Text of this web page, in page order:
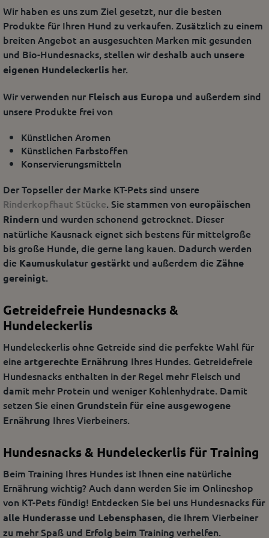
Wir haben es uns zum Ziel gesetzt, nur die besten
Produkte für Ihren Hund zu verkaufen. Zusätzlich zu einem
breiten Angebot an ausgesuchten Marken mit gesunden
und Bio-Hundesnacks, stellen wir deshalb auch unsere
eigenen Hundeleckerlis her.
Wir verwenden nurFleisch aus Europa und außerdem sind
unsere Produkte frei von
Künstlichen Aromen
Künstlichen Farbstoffen
Konservierungsmitteln
Der Topseller der Marke KT-Pets sind unsere
Rinderkopfhaut Stücke. Sie stammen voneuropäischen
Rindern und wurden schonend getrocknet. Dieser
natürliche Kausnack eignet sich bestens für mittelgroße
bis große Hunde, die gerne lang kauen. Dadurch werden
die Kaumuskulatur gestärkt und außerdem dieZähne
gereinigt.
Getreidefreie Hundesnacks &
Hundeleckerlis
Hundeleckerlis ohne Getreide sind die perfekte Wahl für
eineartgerechte Ernährung Ihres Hundes. Getreidefreie
Hundesnacks enthalten in der Regel mehr Fleisch und
damit mehr Protein und weniger Kohlenhydrate. Damit
setzen Sie einen Grundstein für eine ausgewogene
Ernährung Ihres Vierbeiners.
Hundesnacks & Hundeleckerlis für Training
Beim Training Ihres Hundes ist Ihnen eine natürliche
Ernährung wichtig? Auch dann werden Sie im Onlineshop
von KT-Pets fündig! Entdecken Sie bei uns Hundesnacks für
alle Hunderasse und Lebensphasen, die Ihrem Vierbeiner
zu mehr Spaß und Erfolg beim Training verhelfen.